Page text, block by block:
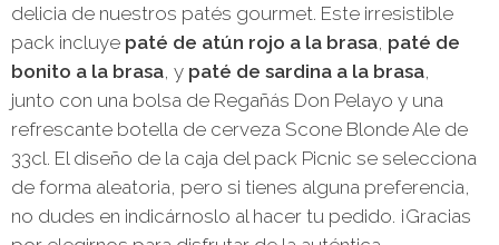
delicia de nuestros patés gourmet. Este irresistible
pack incluye paté de atún rojo a la brasa, paté de
bonito a la brasa, y paté de sardina a la brasa,
junto con una bolsa de Regañás Don Pelayo y una
refrescante botella de cerveza Scone Blonde Ale de
33cl. El diseño de la caja del pack Picnic se selecciona
de forma aleatoria, pero si tienes alguna preferencia,
no dudes en indicárnoslo al hacer tu pedido. ¡Gracias